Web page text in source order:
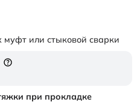
или стыковой сварки
при прокладке